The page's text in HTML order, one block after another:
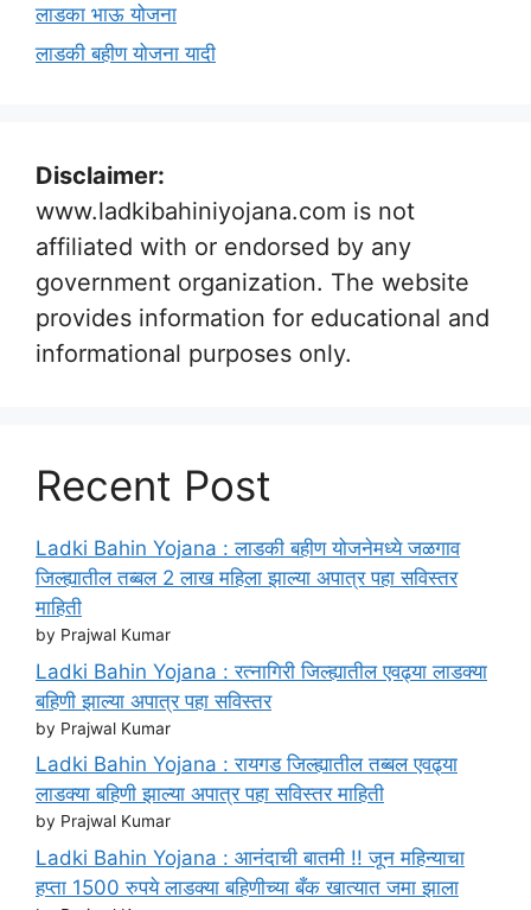
लाडका भाऊ योजना
लाडकी बहीण योजना यादी
Disclaimer:
www.ladkibahiniyojana.com is not
affiliated with or endorsed by any
government organization. The website
provides information for educational and
informational purposes only.
Recent Post
Ladki Bahin Yojana : लाडकी बहीण योजनेमध्ये जळगाव
जिल्ह्यातील तब्बल 2 लाख महिला झाल्या अपात्र पहा सविस्तर
माहिती
by Prajwal Kumar
Ladki Bahin Yojana : रत्नागिरी जिल्ह्यातील एवढ्या लाडक्या
बहिणी झाल्या अपात्र पहा सविस्तर
by Prajwal Kumar
Ladki Bahin Yojana : रायगड जिल्ह्यातील तब्बल एवढ्या
लाडक्या बहिणी झाल्या अपात्र पहा सविस्तर माहिती
by Prajwal Kumar
Ladki Bahin Yojana : आनंदाची बातमी !! जून महिन्याचा
हप्ता 1500 रुपये लाडक्या बहिणीच्या बँक खात्यात जमा झाला